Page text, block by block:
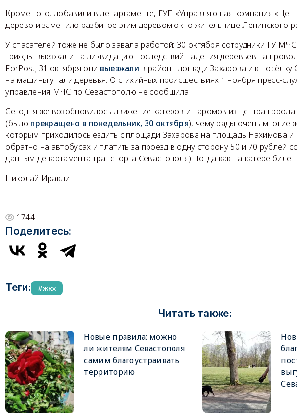
Кроме того, добавили в департаменте, ГУП «Управляющая компания
дерево и заменило разбитое этим деревом окно жительнице Ленинского
У спасателей тоже не было завала работой: 30 октября сотрудники ГУ
трижды выезжали на ликвидацию последствий падения деревьев на
ForPost; 31 октября они выезжали в район площади Захарова и к посёлку
на машины упали деревья. О стихийных происшествиях 1 ноября пресс-
управления МЧС по Севастополю не сообщила.
Сегодня же возобновилось движение катеров и паромов из центра
(было прекращено в понедельник, 30 октября), чему рады очень многие
которым приходилось ездить с площади Захарова на площадь Нахимова
обратно на автобусах и платить за проезд в одну сторону 50 и 70 рублей
данным департамента транспорта Севастополя). Тогда как на катере билет
Николай Иракли
1744
Поделитесь:
Теги: жкх
Читать также:
Новые правила: можно
ли жителям Севастополя
самим благоустраивать
территорию